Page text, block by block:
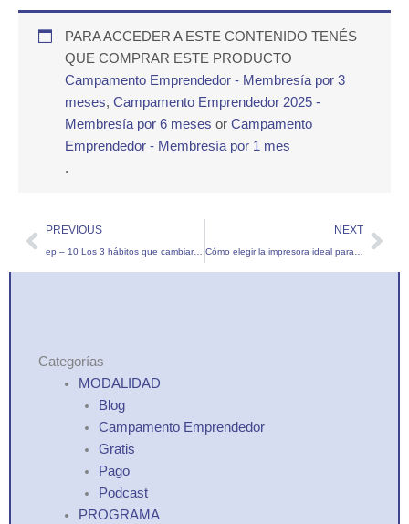
PARA ACCEDER A ESTE CONTENIDO TENÉS
QUE COMPRAR ESTE PRODUCTO
Campamento Emprendedor - Membresía por 3
meses,Campamento Emprendedor 2025 -
Membresía por 6 meses orCampamento
Emprendedor - Membresía por 1 mes
.
Prev
PREVIOUS
ep – 10 Los 3 hábitos que cambiaron mi día a día (y mi forma de vivir)
NEXT
Categorías
MODALIDAD
Blog
Campamento Emprendedor
Gratis
Pago
Podcast
PROGRAMA